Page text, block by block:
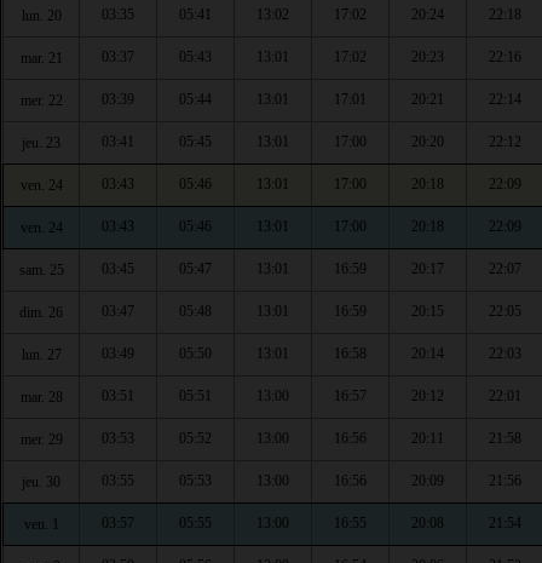
lun. 20 03:35 05:41 13:02 17:02 20:24 22:18
mar. 21 03:37 05:43 13:01 17:02 20:23 22:16
mer. 22 03:39 05:44 13:01 17:01 20:21 22:14
jeu. 23 03:41 05:45 13:01 17:00 20:20 22:12
ven. 24 03:43 05:46 13:01 17:00 20:18 22:09
ven. 24 03:43 05:46 13:01 17:00 20:18 22:09
sam. 25 03:45 05:47 13:01 16:59 20:17 22:07
dim. 26 03:47 05:48 13:01 16:59 20:15 22:05
lun. 27 03:49 05:50 13:01 16:58 20:14 22:03
mar. 28 03:51 05:51 13:00 16:57 20:12 22:01
mer. 29 03:53 05:52 13:00 16:56 20:11 21:58
jeu. 30 03:55 05:53 13:00 16:56 20:09 21:56
ven. 1 03:57 05:55 13:00 16:55 20:08 21:54